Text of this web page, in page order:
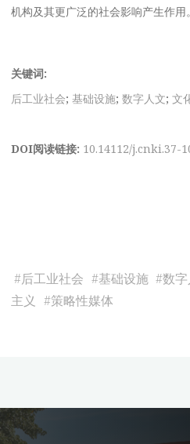
机构及其更广泛的社会影响产生作用。
关键词:
后工业社会;基础设施;数字人文;文
DOI阅读链接: 10.14112/j.cnki.37-
#后工业社会 #基础设施 #数
主义 #策略性媒体